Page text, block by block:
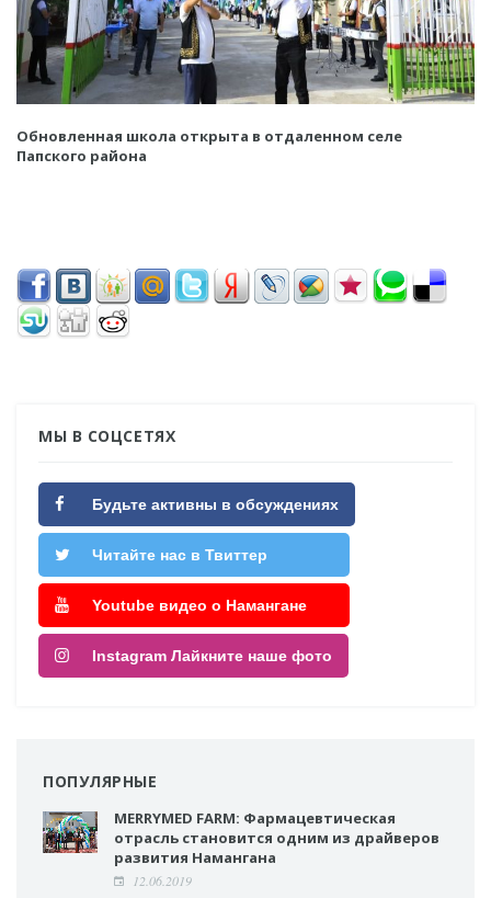
Обновленная школа открыта в отдаленном селе
Папского района
МЫ В СОЦСЕТЯХ
Будьте активны в обсуждениях
Читайте нас в Твиттер
Youtube видео о Намангане
Instagram Лайкните наше фото
ПОПУЛЯРНЫЕ
MERRYMED FARM: Фармацевтическая
отрасль становится одним из драйверов
развития Намангана
12.06.2019